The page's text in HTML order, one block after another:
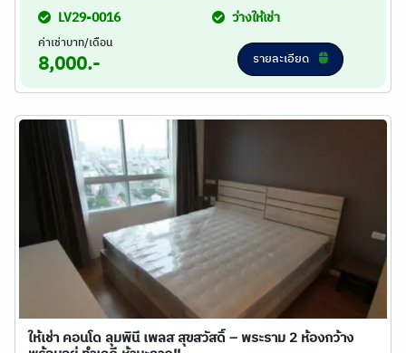
LV29-0016 ว่างให้เช่า
ค่าเช่าบาท/เดือน
8,000.- รายละเอียด
ให้เช่า คอนโด ลุมพินี เพลส สุขสวัสดิ์ – พระราม 2 ห้องกว้าง